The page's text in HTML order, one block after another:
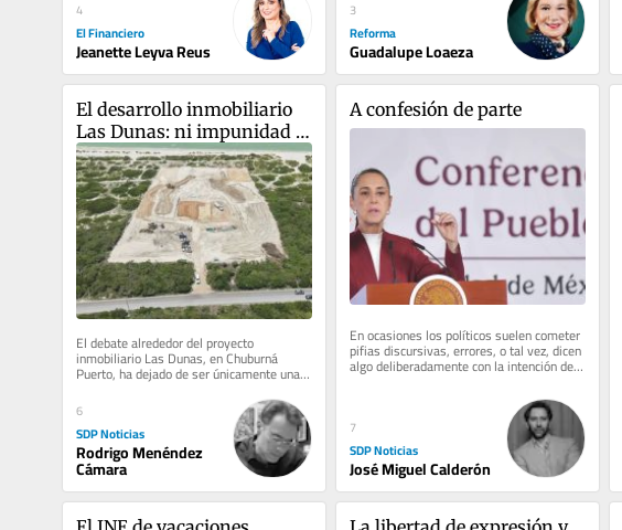
4
El Financiero
Jeanette Leyva Reus
3
Reforma
Guadalupe Loaeza
El desarrollo inmobiliario
Las Dunas: ni impunidad
ni linchamiento, solo
Estado de derecho
El debate alrededor del proyecto
inmobiliario Las Dunas, en Chuburná
Puerto, ha dejado de ser únicamente una
discusión sobre un desarrollo...
6
SDP Noticias
Rodrigo Menéndez
Cámara
A confesión de parte
En ocasiones los políticos suelen cometer
pifias discursivas, errores, o tal vez, dicen
algo deliberadamente con la intención de
perseguir un...
7
SDP Noticias
José Miguel Calderón